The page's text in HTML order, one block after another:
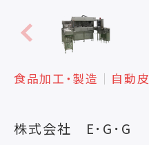
食品加工・製造 │ 自動
株式会社 E･G･G